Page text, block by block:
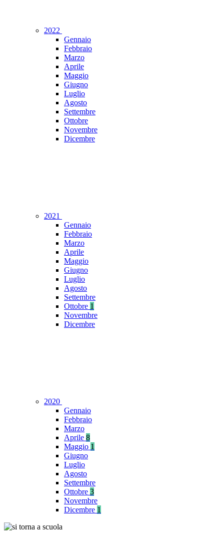
2022
Gennaio
Febbraio
Marzo
Aprile
Maggio
Giugno
Luglio
Agosto
Settembre
Ottobre
Novembre
Dicembre
2021
Gennaio
Febbraio
Marzo
Aprile
Maggio
Giugno
Luglio
Agosto
Settembre
Ottobre 1
Novembre
Dicembre
2020
Gennaio
Febbraio
Marzo
Aprile 8
Maggio 1
Giugno
Luglio
Agosto
Settembre
Ottobre 3
Novembre
Dicembre 1